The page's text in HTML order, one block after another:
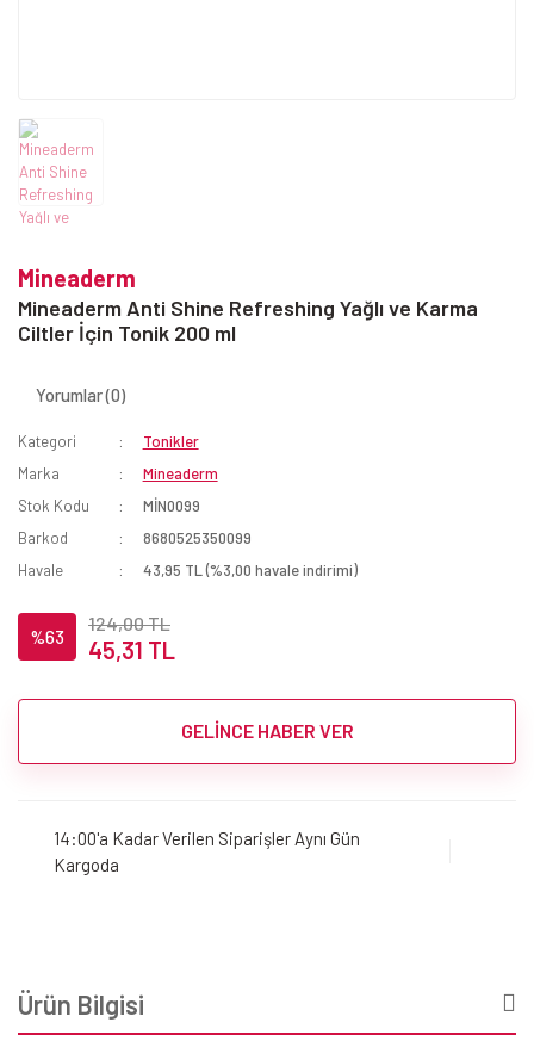
Mineaderm
Mineaderm Anti Shine Refreshing Yağlı ve Karma
Ciltler İçin Tonik 200 ml
Yorumlar (0)
Kategori
Tonikler
Marka
Mineaderm
Stok Kodu
MİN0099
Barkod
8680525350099
Havale
43,95 TL (%3,00 havale indirimi)
%63
124,00 TL
45,31 TL
GELİNCE HABER VER
14:00'a Kadar Verilen Siparişler Aynı Gün
Kargoda
Ürün Bilgisi